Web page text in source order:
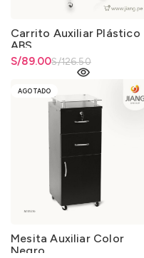
Carrito Auxiliar Plástico
ABS
S/126.50
El precio original era:
S/89.00
El precio actual es: S/89.00.
AGOTADO
Mesita Auxiliar Color
Negro